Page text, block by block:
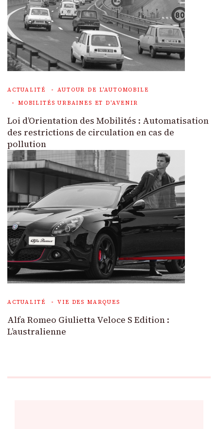
ACTUALITÉ
AUTOUR DE L'AUTOMOBILE
MOBILITÉS URBAINES ET D'AVENIR
Loi d’Orientation des Mobilités : Automatisation
des restrictions de circulation en cas de
pollution
ACTUALITÉ VIE DES MARQUES
Alfa Romeo Giulietta Veloce S Edition :
L’australienne